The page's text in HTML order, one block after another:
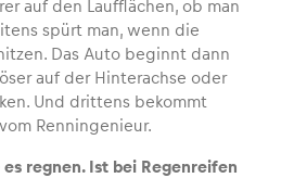
auf den Laufflächen, ob man
spürt man, wenn die
Das Auto beginnt dann
auf der Hinterachse oder
Und drittens bekommt
Renningenieur.
regnen. Ist bei Regenreifen